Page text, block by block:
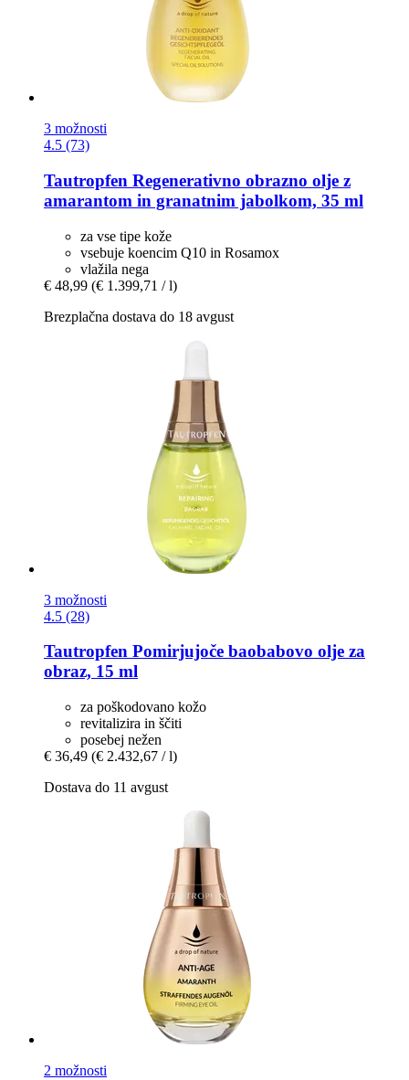
3 možnosti
4.5 (73)
Tautropfen Regenerativno obrazno olje z
amarantom in granatnim jabolkom, 35 ml
za vse tipe kože
vsebuje koencim Q10 in Rosamox
vlažila nega
€ 48,99 (€ 1.399,71 / l)
Brezplačna dostava do 18 avgust
3 možnosti
4.5 (28)
Tautropfen Pomirjujoče baobabovo olje za
obraz, 15 ml
za poškodovano kožo
revitalizira in ščiti
posebej nežen
€ 36,49 (€ 2.432,67 / l)
Dostava do 11 avgust
2 možnosti